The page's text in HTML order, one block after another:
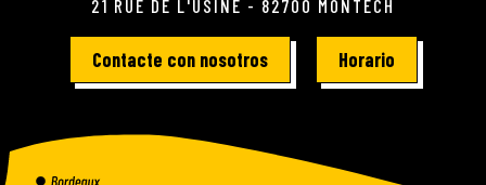
21 RUE DE L'USINE - 82700 MONTECH
Contacte con nosotros Horario